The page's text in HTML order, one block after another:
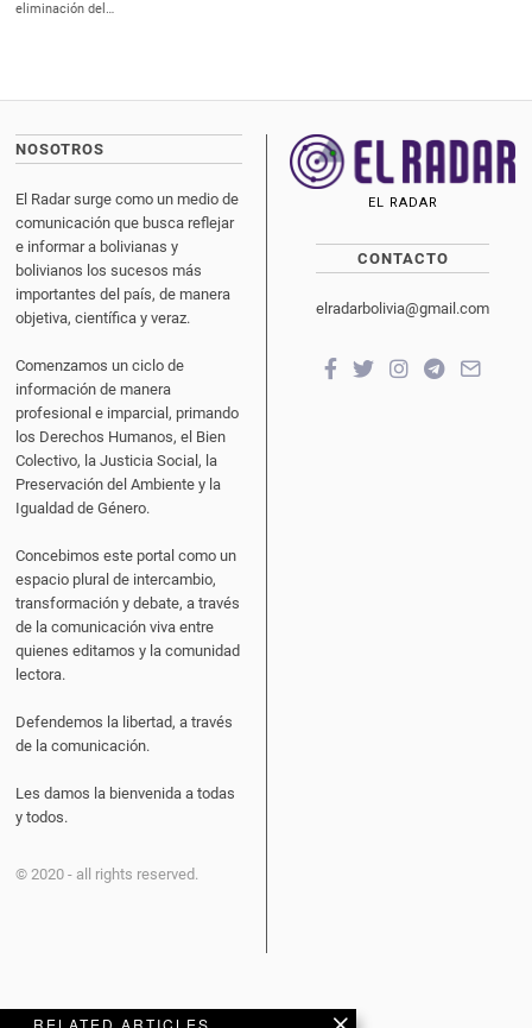
RELATED ARTICLES
eliminación del…
NOSOTROS
El Radar surge como un medio de
comunicación que busca reflejar
e informar a bolivianas y
bolivianos los sucesos más
importantes del país, de manera
objetiva, científica y veraz.
Comenzamos un ciclo de
información de manera
profesional e imparcial, primando
los Derechos Humanos, el Bien
Colectivo, la Justicia Social, la
Preservación del Ambiente y la
Igualdad de Género.
Concebimos este portal como un
espacio plural de intercambio,
transformación y debate, a través
de la comunicación viva entre
quienes editamos y la comunidad
lectora.
Defendemos la libertad, a través
de la comunicación.
Les damos la bienvenida a todas
y todos.
© 2020 - all rights reserved.
EL RADAR
CONTACTO
elradarbolivia@gmail.com